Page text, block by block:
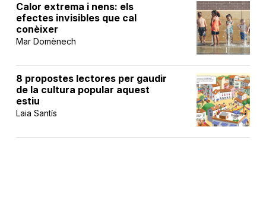
Calor extrema i nens: els
efectes invisibles que cal
conèixer
Mar Domènech
8 propostes lectores per gaudir
de la cultura popular aquest
estiu
Laia Santís